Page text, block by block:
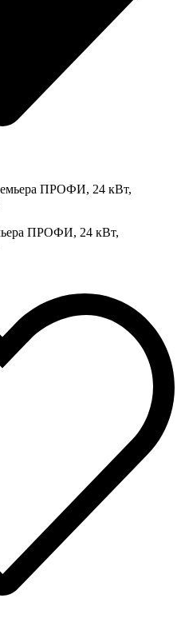
ПРОФИ, 24 кВт,